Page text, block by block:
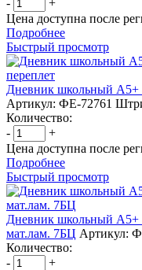
Цена доступна после
Подробнее
Быстрый просмотр
Дневник школьный А5+
Артикул: ФЕ-72761
Количество:
-
+
Цена доступна после
Подробнее
Быстрый просмотр
Дневник школьный
мат.лам. 7БЦ Артикул:
Количество:
-
+